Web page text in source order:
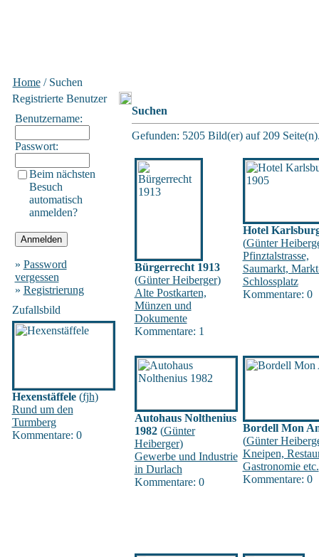
Home/ Suchen
Registrierte Benutzer
Benutzername:
Passwort:
Beim nächsten
Besuch
automatisch
anmelden?
» Password
vergessen
» Registrierung
Zufallsbild
Hexenstäffele(fjh)
Rund um den
Turmberg
Kommentare: 0
Suchen
Gefunden: 5205 Bild(er) auf 209
Bürgerrecht 1913
(Günter Heiberger)
Alte Postkarten,
Münzen und
Dokumente
Kommentare: 1
Hotel
(Günter
Pfinztalstrasse,
Saumarkt,
Schlossplatz
Kommentare: 0
Autohaus Nolthenius
1982(Günter
Heiberger)
Gewerbe und Industrie
in Durlach
Kommentare: 0
Bordell Mon
(Günter
Kneipen,
Gastronomie etc.
Kommentare: 0